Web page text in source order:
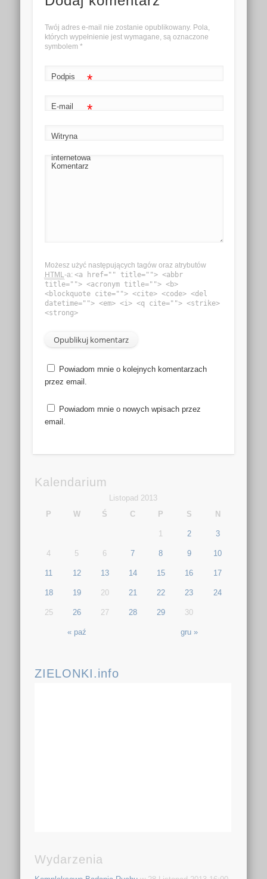
Twój adres e-mail nie zostanie opublikowany. Pola,
których wypełnienie jest wymagane, są oznaczone
symbolem *
Podpis *
E-mail *
Witryna
internetowa
Komentarz
Możesz użyć następujących tagów oraz atrybutów
HTML-a: <a href="" title=""> <abbr
title=""> <acronym title=""> <b>
<blockquote cite=""> <cite> <code> <del
datetime=""> <em> <i> <q cite=""> <strike>
<strong>
Powiadom mnie o kolejnych komentarzach
przez email.
Powiadom mnie o nowych wpisach przez
email.
Kalendarium
Listopad 2013
P
W Ś C P S N
« paź gru »
1 2 3
4 5 6 7 8 9 10
11 12 13 14 15 16 17
18 19 20 21 22 23 24
25 26 27 28 29 30
ZIELONKI.info
Wydarzenia